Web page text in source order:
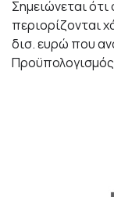
Σημειώνεται ότι
περιορίζονται
δισ. ευρώ που